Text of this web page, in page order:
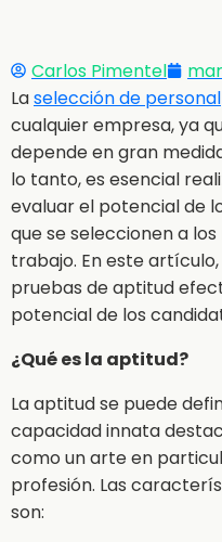
Carlos Pimentel
Laselección de personal
cualquier empresa, ya
depende en gran
lo tanto, es esencial
evaluar el potencial de
que se seleccionen a
trabajo. En este
pruebas de aptitud
potencial de los
¿Qué es la aptitud?
La aptitud se puede
capacidad innata
como un arte en
profesión. Las
son: